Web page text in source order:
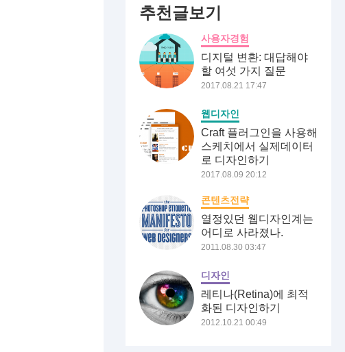
추천글보기
사용자경험
디지털 변환: 대답해야
할 여섯 가지 질문
2017.08.21 17:47
웹디자인
Craft 플러그인을 사용해
스케치에서 실제데이터
로 디자인하기
2017.08.09 20:12
콘텐츠전략
열정있던 웹디자인계는
어디로 사라졌나.
2011.08.30 03:47
디자인
레티나(Retina)에 최적
화된 디자인하기
2012.10.21 00:49